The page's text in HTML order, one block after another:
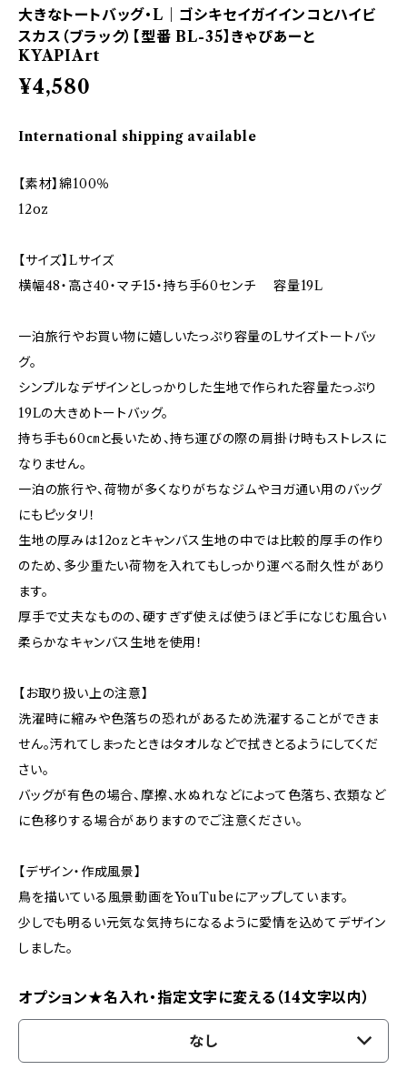
大きなトートバッグ・L｜ゴシキセイガイインコとハイビ
スカス（ブラック）【型番 BL-35】きゃぴあーと
KYAPIArt
¥4,580
International shipping available
【素材】綿100％
12oz
【サイズ】Lサイズ
横幅48・高さ40・マチ15・持ち手60センチ 容量19L
一泊旅行やお買い物に嬉しいたっぷり容量のLサイズトートバッ
グ。
シンプルなデザインとしっかりした生地で作られた容量たっぷり
19Lの大きめトートバッグ。
持ち手も60㎝と長いため、持ち運びの際の肩掛け時もストレスに
なりません。
一泊の旅行や、荷物が多くなりがちなジムやヨガ通い用のバッグ
にもピッタリ！
生地の厚みは12ozとキャンバス生地の中では比較的厚手の作り
のため、多少重たい荷物を入れてもしっかり運べる耐久性があり
ます。
厚手で丈夫なものの、硬すぎず使えば使うほど手になじむ風合い
柔らかなキャンバス生地を使用！
【お取り扱い上の注意】
洗濯時に縮みや色落ちの恐れがあるため洗濯することができま
せん。汚れてしまったときはタオルなどで拭きとるようにしてくだ
さい。
バッグが有色の場合、摩擦、水ぬれなどによって色落ち、衣類など
に色移りする場合がありますのでご注意ください。
【デザイン・作成風景】
鳥を描いている風景動画をYouTubeにアップしています。
少しでも明るい元気な気持ちになるように愛情を込めてデザイン
しました。
オプション★名入れ・指定文字に変える（14文字以内）
なし